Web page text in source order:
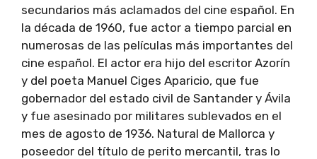
secundarios más aclamados del cine español. En
la década de 1960, fue actor a tiempo parcial en
numerosas de las películas más importantes del
cine español. El actor era hijo del escritor Azorín
y del poeta Manuel Ciges Aparicio, que fue
gobernador del estado civil de Santander y Ávila
y fue asesinado por militares sublevados en el
mes de agosto de 1936. Natural de Mallorca y
poseedor del título de perito mercantil, tras lo